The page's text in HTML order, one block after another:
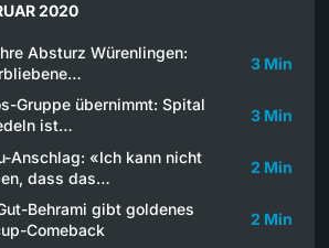
2020
Absturz Würenlingen:
3 Min
Gruppe übernimmt: Spital
ist…
3 Min
Anschlag: «Ich kann nicht
dass das…
2 Min
Behrami gibt goldenes
Comeback
2 Min